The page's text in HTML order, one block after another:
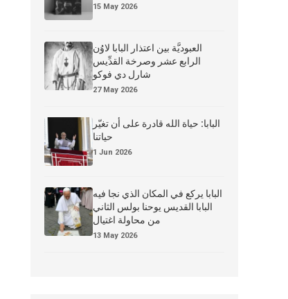
15 May 2026
العبوديَّة بين اعتذار البابا لاوُن
الرابع عشر وصرخة القدِّيس
شارل دي فوكو
27 May 2026
البابا: حياة الله قادرة على أن تغيّر
حياتنا
1 Jun 2026
البابا يركع في المكان الذي نجا فيه
البابا القديس يوحنا بولس الثاني
من محاولة اغتيال
13 May 2026